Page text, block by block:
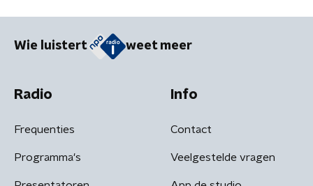
Wie luistert weet meer
Radio
Frequenties
Programma's
Info
Contact
Veelgestelde vragen